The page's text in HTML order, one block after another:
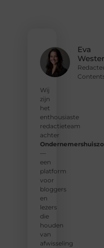
Eva
Wij
zijn
het
enthousiaste
redactieteam
achter
—
een
platform
voor
bloggers
en
lezers
die
houden
van
afwisseling